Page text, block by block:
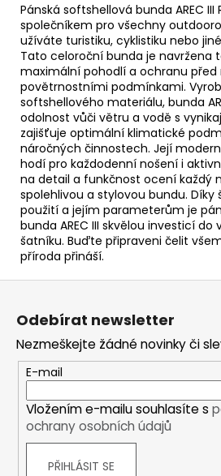
Pánská softshellová bunda AREC III
společníkem pro všechny
užíváte turistiku, cyklistiku nebo
Tato celoroční bunda je navržena
maximální pohodlí a ochranu před
povětrnostními podmínkami.
softshellového materiálu, bunda
odolnost vůči větru a vodě s
zajišťuje optimální klimatické
náročných činnostech. Její
hodí pro každodenní nošení i
na detail a funkčnost ocení každý
spolehlivou a stylovou bundu.
použití a jejím parameterům je
bunda AREC III skvělou investicí
šatníku. Buďte připraveni čelit
příroda přináší.
Z
Odebírat newsletter
Nezmeškejte žádné novinky či
E-mail
Vložením e-mailu souhlasíte s
ochrany osobních údajů
PŘIHLÁSIT SE